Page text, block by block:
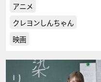
アニメ
クレヨンしんちゃん
映画